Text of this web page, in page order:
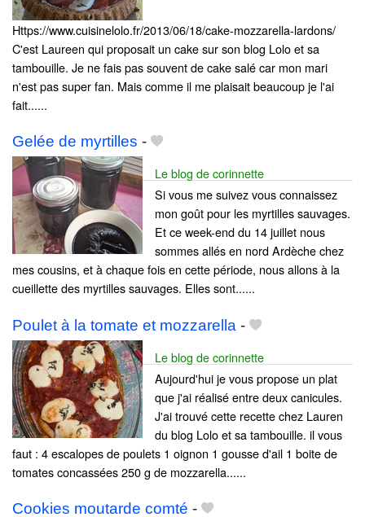
Https://www.cuisinelolo.fr/2013/06/18/cake-mozzarella-lardons/
C'est Laureen qui proposait un cake sur son blog Lolo et sa
tambouille. Je ne fais pas souvent de cake salé car mon mari
n'est pas super fan. Mais comme il me plaisait beaucoup je l'ai
fait......
Gelée de myrtilles -
Le blog de corinnette
Si vous me suivez vous connaissez
mon goût pour les myrtilles sauvages.
Et ce week-end du 14 juillet nous
sommes allés en nord Ardèche chez
mes cousins, et à chaque fois en cette période, nous allons à la
cueillette des myrtilles sauvages. Elles sont......
Poulet à la tomate et mozzarella -
Le blog de corinnette
Aujourd'hui je vous propose un plat
que j'ai réalisé entre deux canicules.
J'ai trouvé cette recette chez Lauren
du blog Lolo et sa tambouille. il vous
faut : 4 escalopes de poulets 1 oignon 1 gousse d'ail 1 boite de
tomates concassées 250 g de mozzarella......
Cookies moutarde comté -